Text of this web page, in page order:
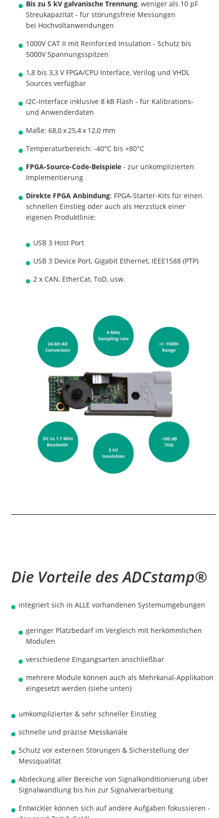
Bis zu 5 kV galvanische Trennung, weniger als 10 pF
Streukapazität - für störungsfreie Messungen
bei Hochvoltanwendungen
1000V CAT II mit Reinforced Insulation - Schutz bis
5000V Spannungsspitzen
1,8 bis 3,3 V FPGA/CPU Interface, Verilog und VHDL
Sources verfügbar
I2C-Interface inklusive 8 kB Flash - für Kalibrations-
und Anwenderdaten
Maße: 68,0 x 25,4 x 12,0 mm
Temperaturbereich: -40°C bis +80°C
FPGA-Source-Code-Beispiele - zur unkomplizierten
Implementierung
Direkte FPGA Anbindung: FPGA-Starter-Kits für einen
schnellen Einstieg oder auch als Herzstück einer
eigenen Produktlinie:
USB 3 Host Port
USB 3 Device Port, Gigabit Ethernet, IEEE1588 (PTP)
2 x CAN, EtherCat, ToD, usw.
Die Vorteile des ADCstamp®
integriert sich in ALLE vorhandenen Systemumgebungen
geringer Platzbedarf im Vergleich mit herkömmlichen
Modulen
verschiedene Eingangsarten anschließbar
mehrere Module können auch als Mehrkanal-Applikation
eingesetzt werden (siehe unten)
umkomplizierter & sehr schneller Einstieg
schnelle und präzise Messkanäle
Schutz vor externen Störungen & Sicherstellung der
Messqualität
Abdeckung aller Bereiche von Signalkonditionierung über
Signalwandlung bis hin zur Signalverarbeitung
Entwickler können sich auf andere Aufgaben fokussieren -